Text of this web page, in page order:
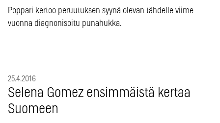
Poppari kertoo peruutuksen syynä olevan tähdelle viime
vuonna diagnonisoitu punahukka.
25.4.2016
Selena Gomez ensimmäistä kertaa
Suomeen